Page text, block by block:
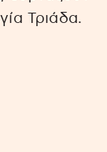
Τριάδα.